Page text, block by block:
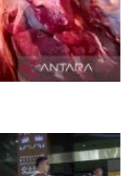
telur Rp30.725/kg